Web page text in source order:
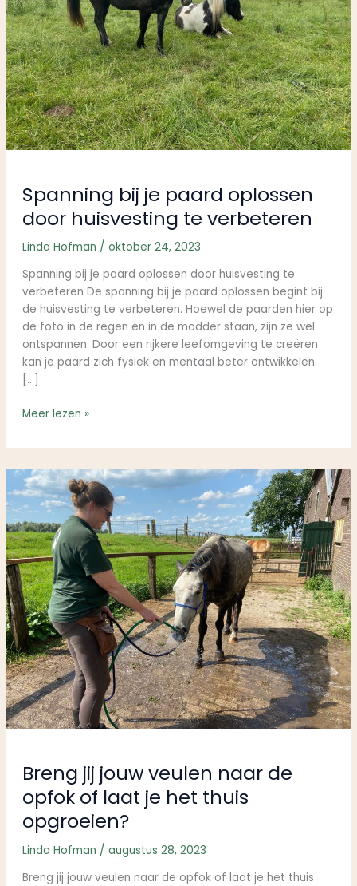
Spanning bij je paard oplossen
door huisvesting te verbeteren
Linda Hofman / oktober 24, 2023
Spanning bij je paard oplossen door huisvesting te
verbeteren De spanning bij je paard oplossen begint bij
de huisvesting te verbeteren. Hoewel de paarden hier op
de foto in de regen en in de modder staan, zijn ze wel
ontspannen. Door een rijkere leefomgeving te creëren
kan je paard zich fysiek en mentaal beter ontwikkelen.
[…]
huisvesting
te
verbeteren
Meer lezen »
Breng jij jouw veulen naar de
opfok of laat je het thuis
opgroeien?
Linda Hofman / augustus 28, 2023
Breng jij jouw veulen naar de opfok of laat je het thuis
Breng
jij
jouw
veulen
naar
de
opfok
of
laat
je
het
thuis
opgroeien?